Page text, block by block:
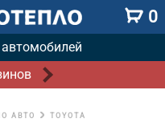
0
АВТО TOYOTA